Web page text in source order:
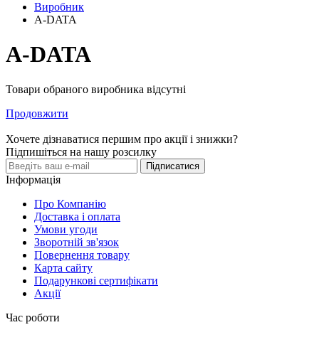
Виробник
A-DATA
A-DATA
Товари обраного виробника відсутні
Продовжити
Хочете дізнаватися першим про акції і знижки?
Підпишіться на нашу розсилку
Підписатися
Інформація
Про Компанію
Доставка і оплата
Умови угоди
Зворотній зв'язок
Повернення товару
Карта сайту
Подарункові сертифікати
Акції
Час роботи